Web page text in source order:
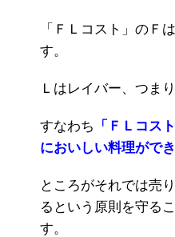
「ＦＬコスト」のＦ
す。
Ｌはレイバー、つま
すなわち
「ＦＬコス
においしい料理がで
ところがそれでは売
るという原則を守る
す。